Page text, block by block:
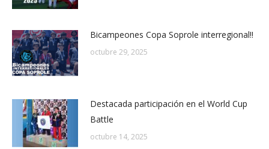
Bicampeones Copa Soprole interregional!!
octubre 29, 2025
Destacada participación en el World Cup
Battle
octubre 14, 2025